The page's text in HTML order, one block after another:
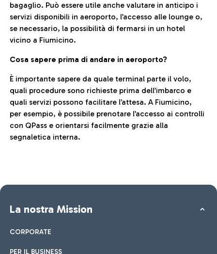
bagaglio. Può essere utile anche valutare in anticipo i
servizi disponibili in aeroporto, l’accesso alle lounge o,
se necessario, la possibilità di fermarsi in un hotel
vicino a Fiumicino.
Cosa sapere prima di andare in aeroporto?
È importante sapere da quale terminal parte il volo,
quali procedure sono richieste prima dell’imbarco e
quali servizi possono facilitare l’attesa. A Fiumicino,
per esempio, è possibile prenotare l’accesso ai controlli
con QPass e orientarsi facilmente grazie alla
segnaletica interna.
La nostra Mission
CORPORATE
PER IL BUSINESS